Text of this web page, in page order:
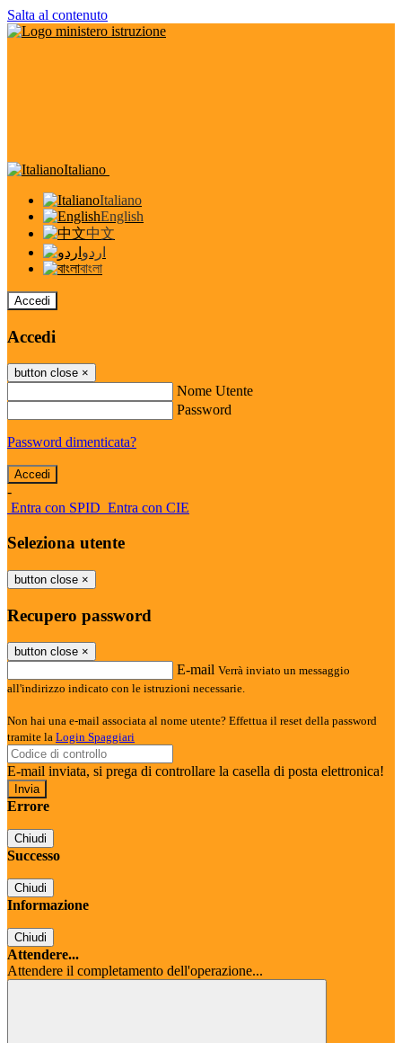
Salta al contenuto
Italiano
Italiano
English
中文
اردو
বাংলা
Accedi
Accedi
button close ×
Nome Utente
Password
Password dimenticata?
-
Entra con SPID Entra con CIE
Seleziona utente
button close ×
Recupero password
button close ×
E-mail Verrà inviato un messaggio
all'indirizzo indicato con le istruzioni necessarie.
Non hai una e-mail associata al nome utente? Effettua il reset della password
tramite la Login Spaggiari
E-mail inviata, si prega di controllare la casella di posta elettronica!
Errore
Chiudi
Successo
Chiudi
Informazione
Chiudi
Attendere...
Attendere il completamento dell'operazione...